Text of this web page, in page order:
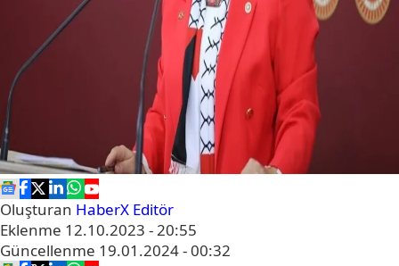
Oluşturan HaberX Editör
Eklenme 12.10.2023 - 20:55
Güncellenme 19.01.2024 - 00:32